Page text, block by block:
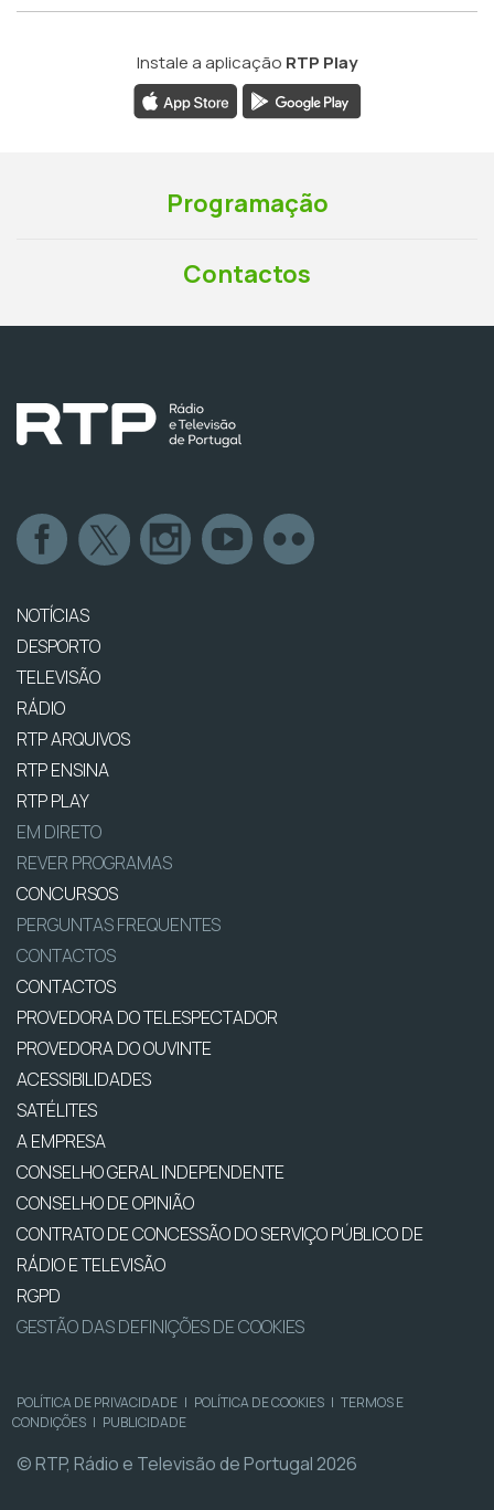
Instale a aplicação RTP Play
Programação
Contactos
NOTÍCIAS
DESPORTO
TELEVISÃO
RÁDIO
RTP ARQUIVOS
RTP ENSINA
RTP PLAY
EM DIRETO
REVER PROGRAMAS
CONCURSOS
PERGUNTAS FREQUENTES
CONTACTOS
CONTACTOS
PROVEDORA DO TELESPECTADOR
PROVEDORA DO OUVINTE
ACESSIBILIDADES
SATÉLITES
A EMPRESA
CONSELHO GERAL INDEPENDENTE
CONSELHO DE OPINIÃO
CONTRATO DE CONCESSÃO DO SERVIÇO PÚBLICO DE
RÁDIO E TELEVISÃO
RGPD
GESTÃO DAS DEFINIÇÕES DE COOKIES
POLÍTICA DE PRIVACIDADE | POLÍTICA DE COOKIES | TERMOS E
CONDIÇÕES | PUBLICIDADE
© RTP, Rádio e Televisão de Portugal 2026